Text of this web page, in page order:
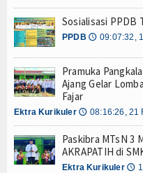
Sosialisasi PPDB
PPDB 🕔 09:07:32,
Pramuka
Ajang Gelar
Fajar
Ektra Kurikuler 🕔 08:16:26, 21
Paskibra MTsN 3
AKRAPATIH di
Ektra Kurikuler 🕔